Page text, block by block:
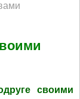
своими